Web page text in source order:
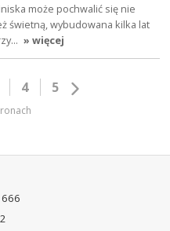
może pochwalić się nie
świetną, wybudowana kilka lat
» więcej
4 5